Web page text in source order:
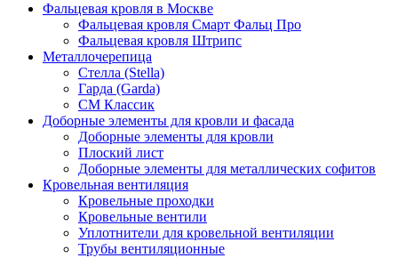
Фальцевая кровля в Москве
Фальцевая кровля Смарт Фальц Про
Фальцевая кровля Штрипс
Металлочерепица
Стелла (Stella)
Гарда (Garda)
СМ Классик
Доборные элементы для кровли и фасада
Доборные элементы для кровли
Плоский лист
Доборные элементы для металлических софитов
Кровельная вентиляция
Кровельные проходки
Кровельные вентили
Уплотнители для кровельной вентиляции
Трубы вентиляционные